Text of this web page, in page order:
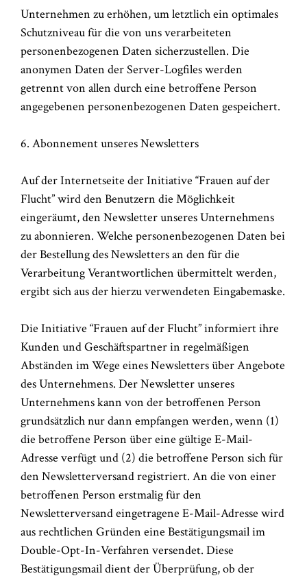
Unternehmen zu erhöhen, um letztlich ein optimales
Schutzniveau für die von uns verarbeiteten
personenbezogenen Daten sicherzustellen. Die
anonymen Daten der Server-Logfiles werden
getrennt von allen durch eine betroffene Person
angegebenen personenbezogenen Daten gespeichert.
6. Abonnement unseres Newsletters
Auf der Internetseite der Initiative “Frauen auf der
Flucht” wird den Benutzern die Möglichkeit
eingeräumt, den Newsletter unseres Unternehmens
zu abonnieren. Welche personenbezogenen Daten bei
der Bestellung des Newsletters an den für die
Verarbeitung Verantwortlichen übermittelt werden,
ergibt sich aus der hierzu verwendeten Eingabemaske.
Die Initiative “Frauen auf der Flucht” informiert ihre
Kunden und Geschäftspartner in regelmäßigen
Abständen im Wege eines Newsletters über Angebote
des Unternehmens. Der Newsletter unseres
Unternehmens kann von der betroffenen Person
grundsätzlich nur dann empfangen werden, wenn (1)
die betroffene Person über eine gültige E-Mail-
Adresse verfügt und (2) die betroffene Person sich für
den Newsletterversand registriert. An die von einer
betroffenen Person erstmalig für den
Newsletterversand eingetragene E-Mail-Adresse wird
aus rechtlichen Gründen eine Bestätigungsmail im
Double-Opt-In-Verfahren versendet. Diese
Bestätigungsmail dient der Überprüfung, ob der